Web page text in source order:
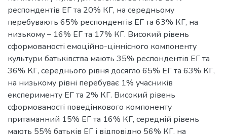
респондентів ЕГ та 20% КГ, на середньому
перебувають 65% респондентів ЕГ та 63% КГ, на
низькому – 16% ЕГ та 17% КГ. Високий рівень
сформованості емоційно-ціннісного компоненту
культури батьківства мають 35% респондентів ЕГ та
36% КГ, середнього рівня досягло 65% ЕГ та 63% КГ,
на низькому рівні перебуває 1% учасників
експерименту ЕГ та 2% КГ. Високий рівень
сформованості поведінкового компоненту
притаманний 15% ЕГ та 16% КГ, середній рівень
мають 55% батьків ЕГ і відповідно 56% КГ, на